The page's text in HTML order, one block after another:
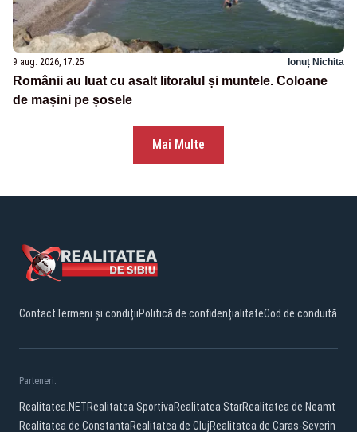
9 aug. 2026, 17:25 Ionuț Nichita
Românii au luat cu asalt litoralul și muntele. Coloane
de mașini pe șosele
Mai Multe
ContactTermeni și condițiiPolitică de confidențialitateCod de conduită
Parteneri:
Realitatea.NETRealitatea SportivaRealitatea StarRealitatea de Neamt
Realitatea de ConstantaRealitatea de ClujRealitatea de Caras-Severin